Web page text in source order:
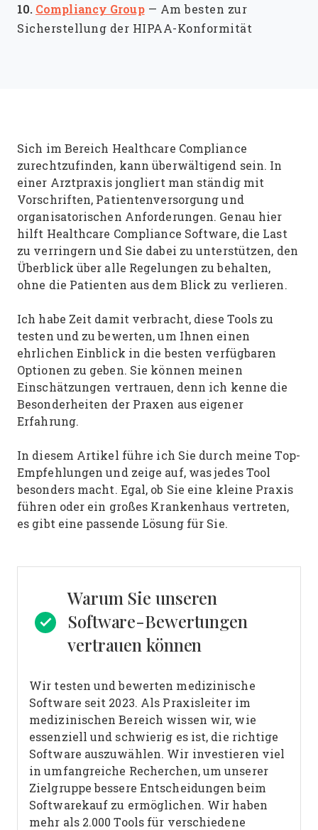
10. Compliancy Group — Am besten zur
Sicherstellung der HIPAA-Konformität
Sich im Bereich Healthcare Compliance
zurechtzufinden, kann überwältigend sein. In
einer Arztpraxis jongliert man ständig mit
Vorschriften, Patientenversorgung und
organisatorischen Anforderungen. Genau hier
hilft Healthcare Compliance Software, die Last
zu verringern und Sie dabei zu unterstützen, den
Überblick über alle Regelungen zu behalten,
ohne die Patienten aus dem Blick zu verlieren.
Ich habe Zeit damit verbracht, diese Tools zu
testen und zu bewerten, um Ihnen einen
ehrlichen Einblick in die besten verfügbaren
Optionen zu geben. Sie können meinen
Einschätzungen vertrauen, denn ich kenne die
Besonderheiten der Praxen aus eigener
Erfahrung.
In diesem Artikel führe ich Sie durch meine Top-
Empfehlungen und zeige auf, was jedes Tool
besonders macht. Egal, ob Sie eine kleine Praxis
führen oder ein großes Krankenhaus vertreten,
es gibt eine passende Lösung für Sie.
Warum Sie unseren
Software-Bewertungen
vertrauen können
Wir testen und bewerten medizinische
Software seit 2023. Als Praxisleiter im
medizinischen Bereich wissen wir, wie
essenziell und schwierig es ist, die richtige
Software auszuwählen. Wir investieren viel
in umfangreiche Recherchen, um unserer
Zielgruppe bessere Entscheidungen beim
Softwarekauf zu ermöglichen. Wir haben
mehr als 2.000 Tools für verschiedene